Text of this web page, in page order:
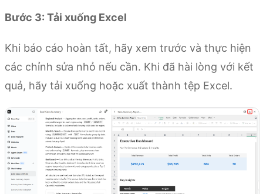
Bước 3: Tải xuống Excel
Khi báo cáo hoàn tất, hãy xem trước và thực hiện
các chỉnh sửa nhỏ nếu cần. Khi đã hài lòng với kết
quả, hãy tải xuống hoặc xuất thành tệp Excel.